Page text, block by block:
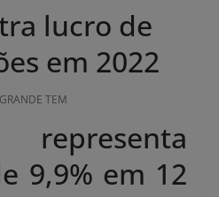
lucro de
em 2022
TEM
9,9% em 12